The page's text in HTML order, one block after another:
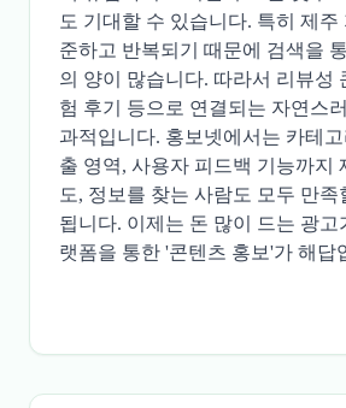
도 기대할 수 있습니다. 특히 제
준하고 반복되기 때문에 검색을
의 양이 많습니다. 따라서 리뷰성
험 후기 등으로 연결되는 자연스
과적입니다. 홍보넷에서는 카테
출 영역, 사용자 피드백 기능까지
도, 정보를 찾는 사람도 모두 만족
됩니다. 이제는 돈 많이 드는 광
랫폼을 통한 '콘텐츠 홍보'가 해답